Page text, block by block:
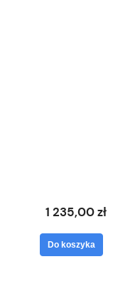
1 235,00 zł
Do koszyka